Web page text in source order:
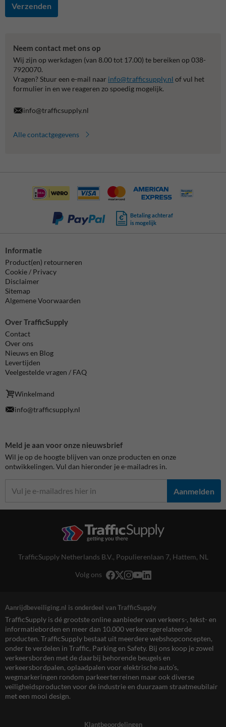
Verzenden
Neem contact met ons op
Wij zijn op werkdagen (van 8.00 tot 17.00) te bereiken op 038-
7920070.
Vragen? Stuur een e-mail naar info@trafficsupply.nl of vul het
formulier in en we reageren zo spoedig mogelijk.
info@trafficsupply.nl
Alle contactgegevens
Betaling achteraf
is mogelijk
Informatie
Product(en) retourneren
Cookie / Privacy
Disclaimer
Sitemap
Algemene Voorwaarden
Over TrafficSupply
Contact
Over ons
Nieuws en Blog
Levertijden
Veelgestelde vragen / FAQ
Winkelmand
info@trafficsupply.nl
Meld je aan voor onze nieuwsbrief
Wil je op de hoogte blijven van onze producten en onze
ontwikkelingen. Vul dan hieronder je e-mailadres in.
Aanmelden
TrafficSupply Netherlands B.V., Populierenlaan 7, Hattem, NL
Volg ons
Aanrijdbeveiliging.nl is onderdeel van TrafficSupply
TrafficSupply is dé grootste online aanbieder van verkeers-, tekst- en
informatieborden en meer dan 10.000 verkeersgerelateerde
producten. TrafficSupply bestaat uit meerdere webshopconcepten,
onder te verdelen in Traffic, Parking en Safety. Bij ons koop je zowel
verkeersborden met de daarbij behorende beugels en
verkeersbordpalen, oplaadpalen voor elektrische auto’s,
wegmarkeringen rondom parkeerterreinen maar ook diverse
veiligheidsproducten voor de industrie en duurzaam straatmeubilair
met een mooi design.
Klantbeoordelingen